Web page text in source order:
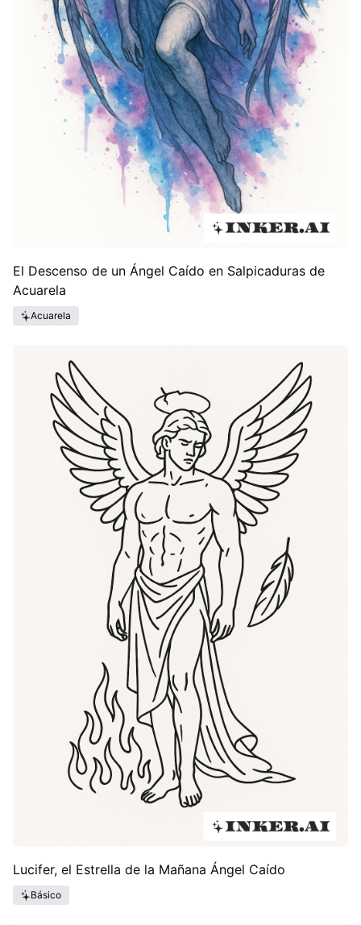
El Descenso de un Ángel Caído en Salpicaduras de
Acuarela
Acuarela
Lucifer, el Estrella de la Mañana Ángel Caído
Básico